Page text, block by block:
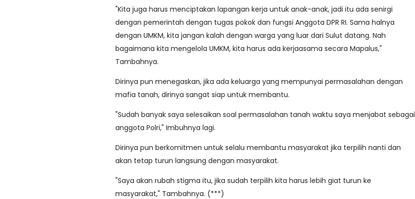
"Kita juga harus menciptakan lapangan kerja untuk anak-anak, jadi itu ada senirgi
dengan pemerintah dengan tugas pokok dan fungsi Anggota DPR RI. Sama halnya
dengan UMKM, kita jangan kalah dengan warga yang luar dari Sulut datang. Nah
bagaimana kita mengelola UMKM, kita harus ada kerjaasama secara Mapalus,"
Tambahnya.
Dirinya pun menegaskan, jika ada keluarga yang mempunyai permasalahan dengan
mafia tanah, dirinya sangat siap untuk membantu.
"Sudah banyak saya selesaikan soal permasalahan tanah waktu saya menjabat sebagai
anggota Polri," Imbuhnya lagi.
Dirinya pun berkomitmen untuk selalu membantu masyarakat jika terpilih nanti dan
akan tetap turun langsung dengan masyarakat.
"Saya akan rubah stigma itu, jika sudah terpilih kita harus lebih giat turun ke
masyarakat," Tambahnya. (***)